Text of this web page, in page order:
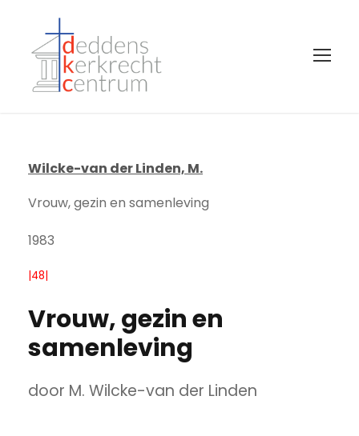
Wilcke-van der Linden, M.
Vrouw, gezin en samenleving
1983
|48|
Vrouw, gezin en
samenleving
door M. Wilcke-van der Linden